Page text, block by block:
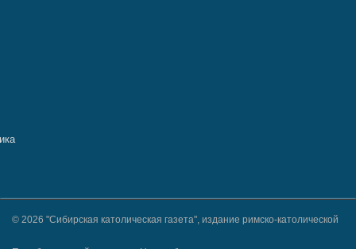
© 2026 "Сибирская католическая газета", издание римско-католической